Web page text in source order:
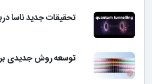
تحقیقات جدید ناسا
توسعه روش جدیدی